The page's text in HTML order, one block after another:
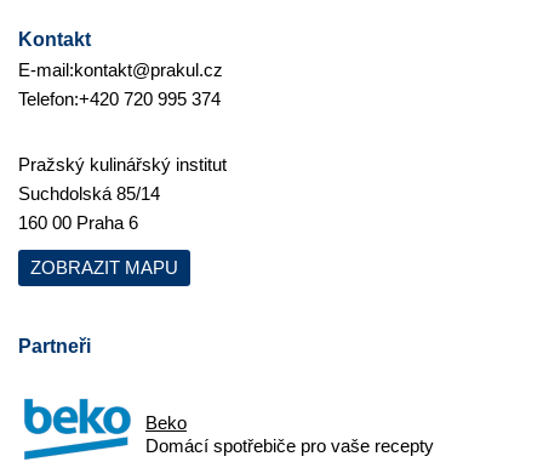
Kontakt
E-mail:kontakt@prakul.cz
Telefon:+420 720 995 374
Pražský kulinářský institut
Suchdolská 85/14
160 00 Praha 6
ZOBRAZIT MAPU
Partneři
Beko
Domácí spotřebiče pro vaše recepty